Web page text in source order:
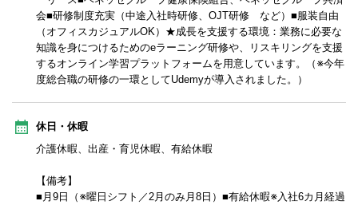
会■研修制度充実（中途入社時研修、OJT研修 など）■服装自由
（オフィスカジュアルOK）★成長を支援する環境：業務に必要な
知識を身につけるためのeラーニング研修や、リスキリングを支援
するオンライン学習プラットフォームを用意しています。（※今年
度総合職の研修の一環としてUdemyが導入されました。）
休日・休暇
介護休暇、出産・育児休暇、有給休暇
【備考】
■月9日（※曜日シフト／2月のみ月8日）■有給休暇※入社6カ月経過